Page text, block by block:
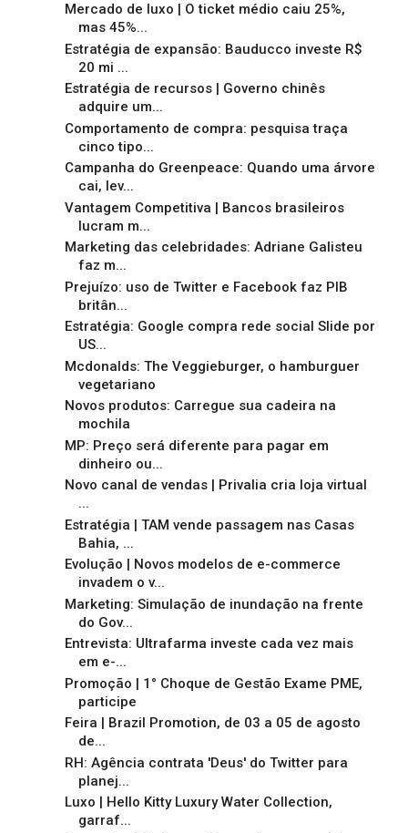
Mercado de luxo | O ticket médio caiu 25%,
mas 45%...
Estratégia de expansão: Bauducco investe R$
20 mi ...
Estratégia de recursos | Governo chinês
adquire um...
Comportamento de compra: pesquisa traça
cinco tipo...
Campanha do Greenpeace: Quando uma árvore
cai, lev...
Vantagem Competitiva | Bancos brasileiros
lucram m...
Marketing das celebridades: Adriane Galisteu
faz m...
Prejuízo: uso de Twitter e Facebook faz PIB
britân...
Estratégia: Google compra rede social Slide por
US...
Mcdonalds: The Veggieburger, o hamburguer
vegetariano
Novos produtos: Carregue sua cadeira na
mochila
MP: Preço será diferente para pagar em
dinheiro ou...
Novo canal de vendas | Privalia cria loja virtual
...
Estratégia | TAM vende passagem nas Casas
Bahia, ...
Evolução | Novos modelos de e-commerce
invadem o v...
Marketing: Simulação de inundação na frente
do Gov...
Entrevista: Ultrafarma investe cada vez mais
em e-...
Promoção | 1° Choque de Gestão Exame PME,
participe
Feira | Brazil Promotion, de 03 a 05 de agosto
de...
RH: Agência contrata 'Deus' do Twitter para
planej...
Luxo | Hello Kitty Luxury Water Collection,
garraf...